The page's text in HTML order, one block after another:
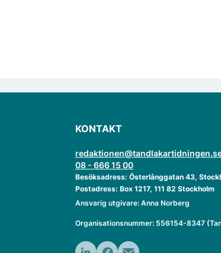
KONTAKT
08 - 666 15 00
Besöksadress: Österlånggatan 43,
Postadress: Box 1217, 111 82 Stockholm
Ansvarig utgivare: Anna Norberg
Organisationsnummer: 556154-8347